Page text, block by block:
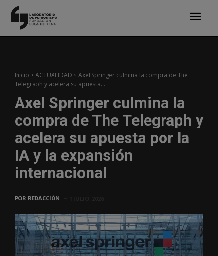
Inicio ACTUALIDAD
Axel Springer culmina la compra de The
Telegraph y acelera su apuesta...
Axel Springer culmina la
compra de The Telegraph y
acelera su apuesta por la
IA y la expansión
internacional
POR REDACCIÓN